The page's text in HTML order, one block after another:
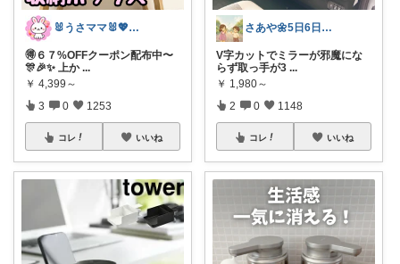
🐰うさママ🐰💖キッズ・ママの日常✨
🉐６７%OFFクーポン配布中〜
🎊🎉✨ 上か ...
￥ 4,399～
3 0 1253
コレ いいね
さあや🌼5日6日有難うございます
V字カットでミラーが邪魔にな
らず取っ手が3 ...
￥ 1,980～
2 0 1148
コレ いいね